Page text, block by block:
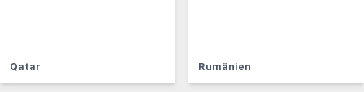
Qatar Rumänien